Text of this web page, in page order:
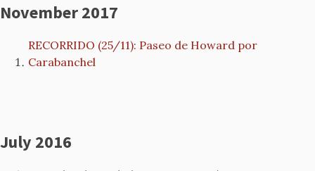
November 2017
RECORRIDO (25/11): Paseo de Howard por
Carabanchel
July 2016